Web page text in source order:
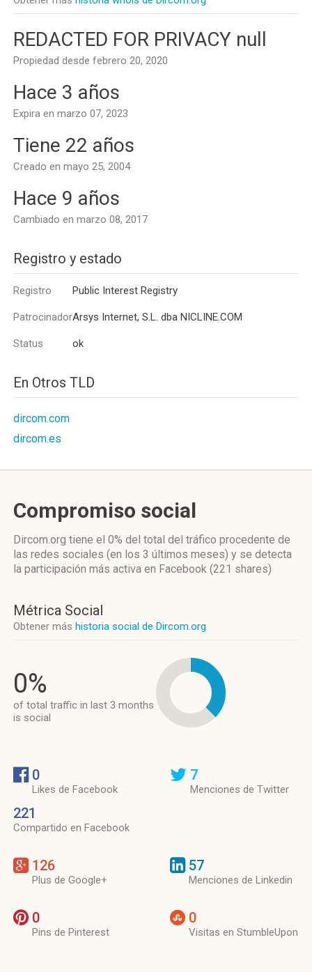
REDACTED FOR PRIVACY null
Propiedad desde febrero 20, 2020
Hace 3 años
Expira en marzo 07, 2023
Tiene 22 años
Creado en mayo 25, 2004
Hace 9 años
Cambiado en marzo 08, 2017
Registro y estado
Registro Public Interest Registry
PatrocinadorArsys Internet, S.L. dba NICLINE.COM
Status ok
En Otros TLD
dircom.com
dircom.es
Compromiso social
Dircom.org tiene el 0% del total del tráfico procedente de
las redes sociales (en los 3 últimos meses) y se detecta
la participación más activa en Facebook (221 shares)
Métrica Social
Obtener más historia social de Dircom.org
0%
of total traffic in last 3 months
is social
0
Likes de Facebook
221
Compartido en Facebook
7
Menciones de Twitter
126
Plus de Google+
57
Menciones de Linkedin
0
Pins de Pinterest
0
Visitas en StumbleUpon